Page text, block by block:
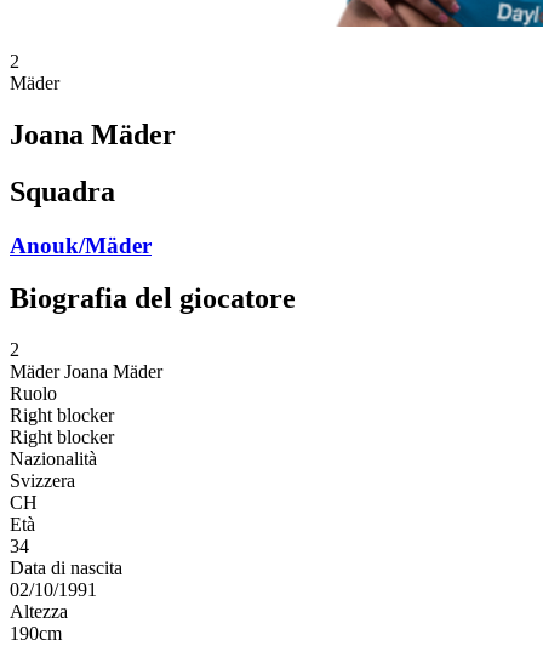
2
Mäder
Joana Mäder
Squadra
Anouk/Mäder
Biografia del giocatore
2
Mäder Joana Mäder
Ruolo
Right blocker
Right blocker
Nazionalità
Svizzera
CH
Età
34
Data di nascita
02/10/1991
Altezza
190cm